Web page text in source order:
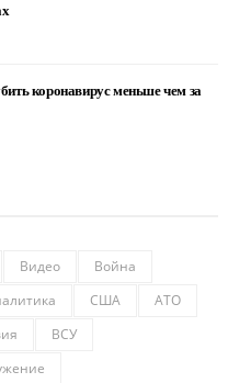
коронавирус меньше чем за
Видео
Война
США
АТО
ВСУ